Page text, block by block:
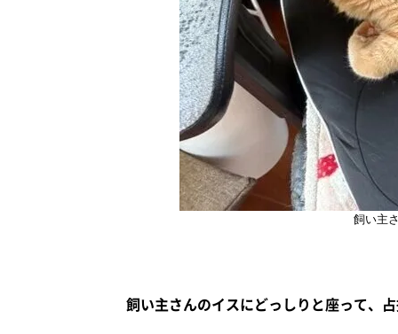
飼い主
飼い主さんのイスにどっしりと座って、